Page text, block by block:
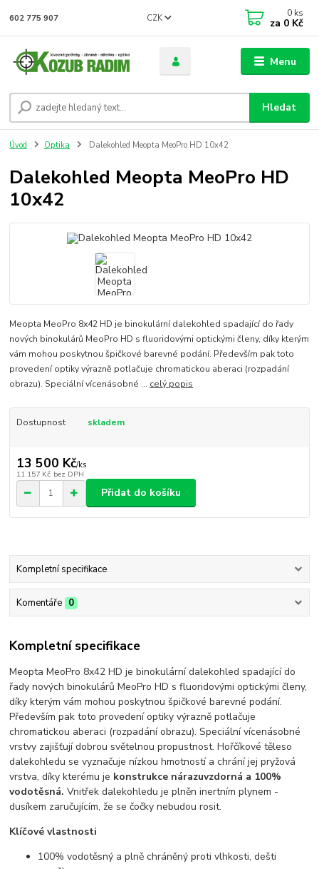
Menu
CZK
Hledat
602 775 907 0 ks
za 0 Kč
Úvod Optika Dalekohled Meopta MeoPro HD 10x42
Dalekohled Meopta MeoPro HD
10x42
Meopta MeoPro 8x42 HD je binokulární dalekohled spadající do řady
nových binokulárů MeoPro HD s fluoridovými optickými členy, díky kterým
vám mohou poskytnou špičkové barevné podání. Především pak toto
provedení optiky výrazně potlačuje chromatickou aberaci (rozpadání
obrazu). Speciální vícenásobné ... celý popis
Dostupnost skladem
13 500 Kč/ks
11 157 Kč bez DPH
Přidat do košíku
Kompletní specifikace
Komentáře 0
Kompletní specifikace
Meopta MeoPro 8x42 HD je binokulární dalekohled spadající do
řady nových binokulárů MeoPro HD s fluoridovými optickými členy,
díky kterým vám mohou poskytnou špičkové barevné podání.
Především pak toto provedení optiky výrazně potlačuje
chromatickou aberaci (rozpadání obrazu). Speciální vícenásobné
vrstvy zajišťují dobrou světelnou propustnost. Hořčíkové těleso
dalekohledu se vyznačuje nízkou hmotností a chrání jej pryžová
vrstva, díky kterému je konstrukce nárazuvzdorná a 100%
vodotěsná. Vnitřek dalekohledu je plněn inertním plynem -
dusíkem zaručujícím, že se čočky nebudou rosit.
Klíčové vlastnosti
100% vodotěsný a plně chráněný proti vlhkosti, dešti